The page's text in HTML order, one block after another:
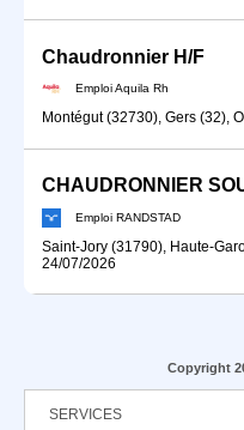
Chaudronnier H/F
Emploi Aquila Rh
Montégut (32730), Gers (32),
CHAUDRONNIER
Emploi RANDSTAD
Saint-Jory (31790), Haute-
24/07/2026
Copyright
SERVICES